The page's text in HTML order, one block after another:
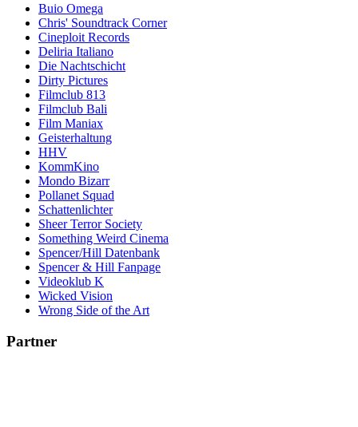
Buio Omega
Chris' Soundtrack Corner
Cineploit Records
Deliria Italiano
Die Nachtschicht
Dirty Pictures
Filmclub 813
Filmclub Bali
Film Maniax
Geisterhaltung
HHV
KommKino
Mondo Bizarr
Pollanet Squad
Schattenlichter
Sheer Terror Society
Something Weird Cinema
Spencer/Hill Datenbank
Spencer & Hill Fanpage
Videoklub K
Wicked Vision
Wrong Side of the Art
Partner